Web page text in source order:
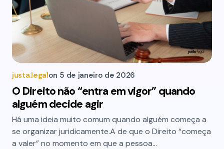
justa.legalon 5 de janeiro de 2026
O Direito não “entra em vigor” quando
alguém decide agir
Há uma ideia muito comum quando alguém começa a
se organizar juridicamente.A de que o Direito “começa
a valer” no momento em que a pessoa…